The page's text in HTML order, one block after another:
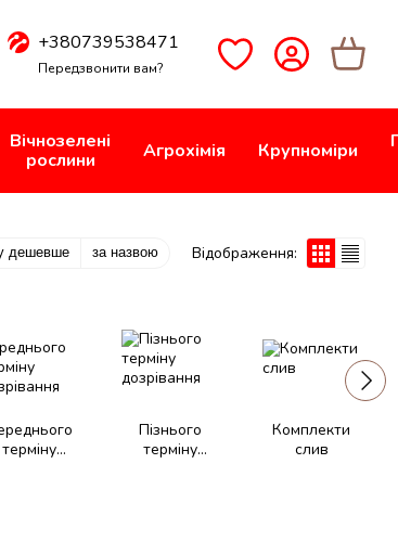
+380739538471
Передзвонити вам?
Вічнозелені
рослини
Агрохімія Крупноміри
дешевше за назвою Відображення:
терміну
Пізнього
терміну
Комплекти
слив